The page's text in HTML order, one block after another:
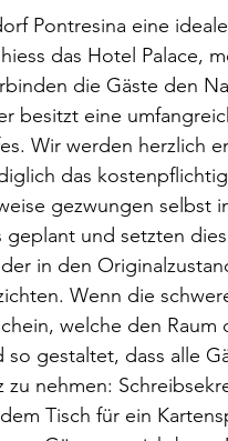
Pontresina eine
das Hotel Palace,
die Gäste den
besitzt eine
Wir werden herzlich
das
gezwungen selbst
und setzten
in den
Wenn die
welche den Raum
gestaltet, dass alle
nehmen:
Tisch für ein